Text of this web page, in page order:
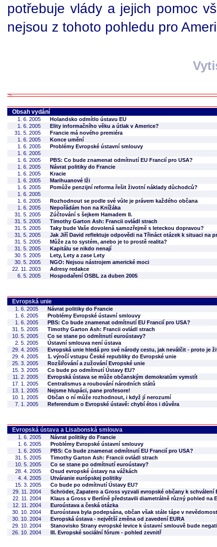
potřebuje vlády a jejich pomoc
nejsou z tohoto pohledu pro
Obsah vydání
1. 6. 2005
Holandsko odmítlo ústavu EU
1. 6. 2005
Elity informačního věku a útlak v Americe?
31. 5. 2005
Francie má nového premiéra
1. 6. 2005
Konce umění
1. 6. 2005
Problémy Evropské ústavní smlouvy
1. 6. 2005
1. 6. 2005
PBS: Co bude znamenat odmítnutí EU Francií pro USA?
1. 6. 2005
Návrat politiky do Francie
1. 6. 2005
Kracie
1. 6. 2005
Marihuanové lži
1. 6. 2005
Pomůže penzijní reforma řešit životní náklady důchodců?
1. 6. 2005
1. 6. 2005
Rozhodnout se podle své vůle je právem každého občana
1. 6. 2005
Nepořádám hon na Knížáka
31. 5. 2005
Zúčtování s šejkem Hamadem II.
31. 5. 2005
Timothy Garton Ash: Francii ovládl strach
31. 5. 2005
Taky bude Vaše dovolená samozřejmě s leteckou dopravou?
31. 5. 2005
Jak Jiří David reflektuje odpovědi na Třináct otázek k situaci na
31. 5. 2005
Může za to systém, anebo je to prostě realita?
31. 5. 2005
Kapitálu se nikdo nenají
30. 5. 2005
Lety, Lety a zase Lety
30. 5. 2005
NGO: Nejsou nástrojem americké moci
22. 11. 2003
Adresy redakce
6. 5. 2005
Hospodaření OSBL za duben 2005
Evropská unie
1. 6. 2005
Návrat politiky do Francie
1. 6. 2005
Problémy Evropské ústavní smlouvy
1. 6. 2005
PBS: Co bude znamenat odmítnutí EU Francií pro USA?
31. 5. 2005
Timothy Garton Ash: Francii ovládl strach
10. 5. 2005
Co se stane po odmítnutí euroústavy?
2. 5. 2005
Ústavní smlouva není ústava
29. 4. 2005
Evropská unie hledá pro své národy cestu, jak neválčit - proto je
29. 4. 2005
1. výročí vstupu České republiky do Evropské unie
25. 3. 2005
Rozšiřování a zužování Evropské unie
15. 3. 2005
Co bude po odmítnutí Ústavy EU?
11. 2. 2005
Evropská ústava se může občanským demokratům vymstít
17. 1. 2005
Centralismus a roubování národních států
13. 1. 2005
Nejsme hlupáci, pane profesore!
10. 1. 2005
Občan o ní může rozhodnout, i když jí nerozumí
7. 1. 2005
Referendum o Evropské ústavě: chybí étos i důvěra
Evropská ústava a Lisabonská smlouva
1. 6. 2005
Návrat politiky do Francie
1. 6. 2005
Problémy Evropské ústavní smlouvy
1. 6. 2005
PBS: Co bude znamenat odmítnutí EU Francií pro USA?
31. 5. 2005
Timothy Garton Ash: Francii ovládl strach
10. 5. 2005
Co se stane po odmítnutí euroústavy?
28. 4. 2005
Osud evropské ústavy na vážkách
4. 4. 2005
Utváranie európskej politiky
15. 3. 2005
Co bude po odmítnutí Ústavy EU?
29. 11. 2004
Schröder, Zapatero a Gross vyzvali evropské občany k schválení
22. 11. 2004
Klaus a Gross v Berlíně představili diametrálně různý pohled na
12. 11. 2004
Euroústava a česká otázka
30. 10. 2004
Euroústava byla podepsána, občan však stále tápe v
30. 10. 2004
Evropská ústava - největší změna od zavedení EURA
29. 10. 2004
Stanovisko Strany evropské levice k ústavní smlouvě bude
26. 10. 2004
III. Evropské sociální fórum - pohled zevnitř